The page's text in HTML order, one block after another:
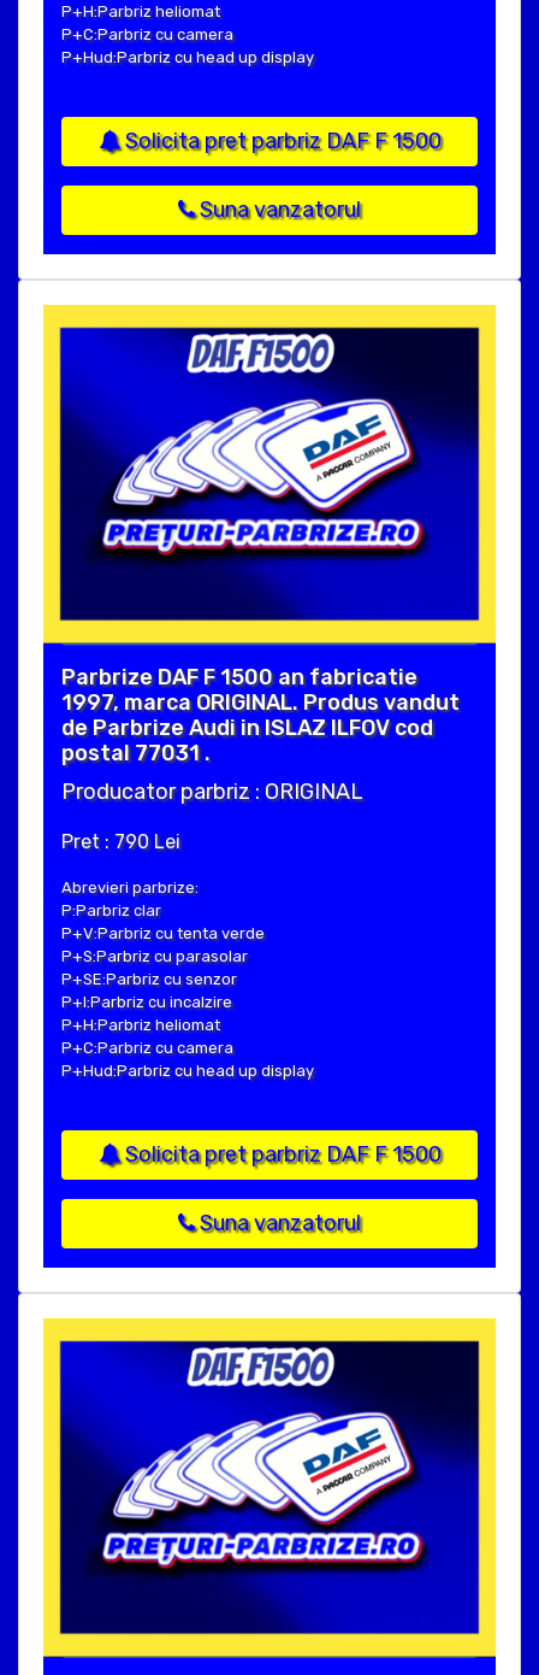
P+H:Parbriz heliomat
P+C:Parbriz cu camera
P+Hud:Parbriz cu head up display
Solicita pret parbriz DAF F 1500
Suna vanzatorul
Parbrize DAF F 1500 an fabricatie
1997, marca ORIGINAL. Produs vandut
de Parbrize Audi in ISLAZ ILFOV cod
postal 77031 .
Producator parbriz : ORIGINAL
Pret : 790 Lei
Abrevieri parbrize:
P:Parbriz clar
P+V:Parbriz cu tenta verde
P+S:Parbriz cu parasolar
P+SE:Parbriz cu senzor
P+I:Parbriz cu incalzire
P+H:Parbriz heliomat
P+C:Parbriz cu camera
P+Hud:Parbriz cu head up display
Solicita pret parbriz DAF F 1500
Suna vanzatorul